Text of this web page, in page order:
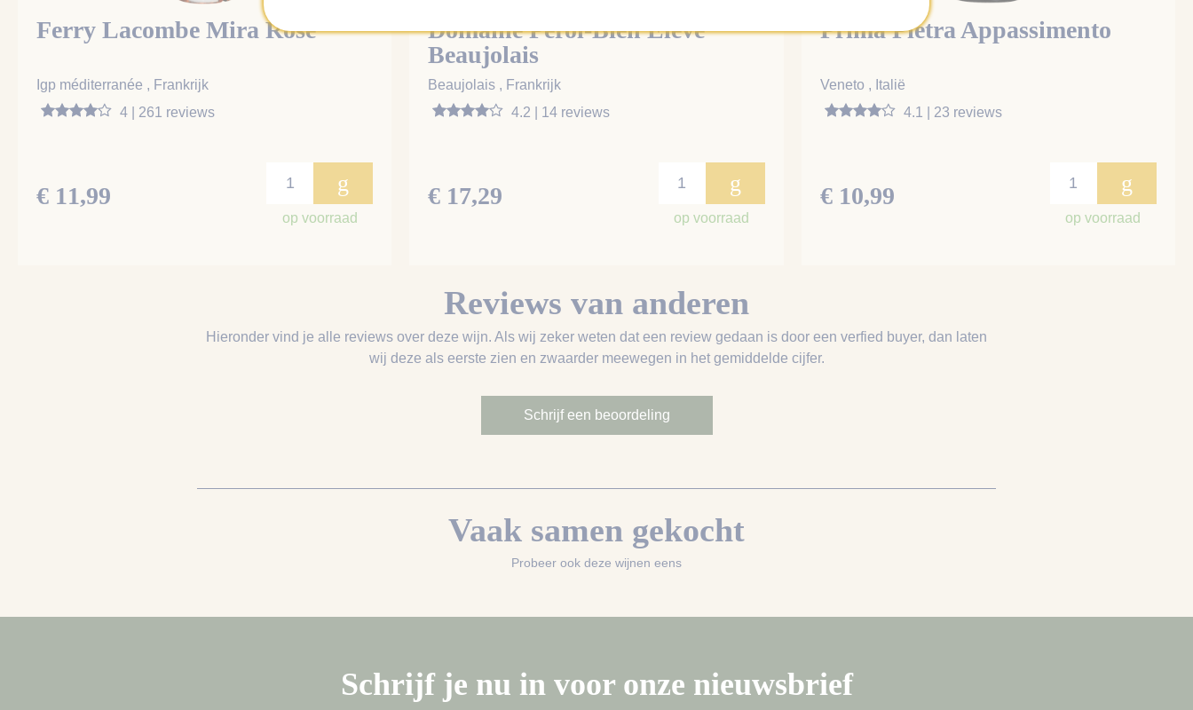
Ferry Lacombe Mira Rosé
Igp méditerranée , Frankrijk
4 | 261 reviews
€ 11,99 g
op voorraad
Domaine Perol-Bien Élevé
Beaujolais
Beaujolais , Frankrijk
4.2 | 14 reviews
€ 17,29 g
op voorraad
Prima Pietra Appassimento
Veneto , Italië
4.1 | 23 reviews
€ 10,99 g
op voorraad
Reviews van anderen
Hieronder vind je alle reviews over deze wijn. Als wij zeker weten dat een review gedaan is door een verfied buyer, dan laten
wij deze als eerste zien en zwaarder meewegen in het gemiddelde cijfer.
Schrijf een beoordeling
Vaak samen gekocht
Probeer ook deze wijnen eens
Schrijf je nu in voor onze nieuwsbrief